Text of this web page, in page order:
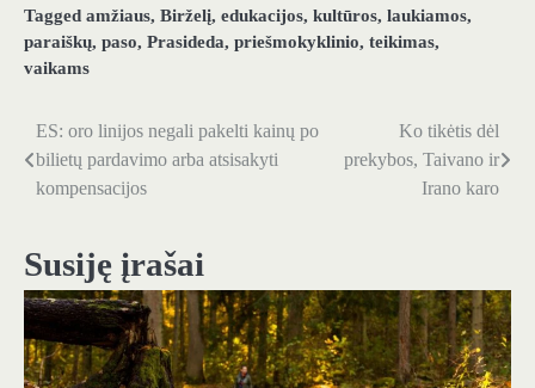
Tagged amžiaus, Birželį, edukacijos, kultūros, laukiamos,
paraiškų, paso, Prasideda, priešmokyklinio, teikimas,
vaikams
Navigacija
tarp
ES: oro linijos negali pakelti kainų po
bilietų pardavimo arba atsisakyti
kompensacijos
Ko tikėtis dėl
prekybos, Taivano ir
Irano karo
Susiję įrašai